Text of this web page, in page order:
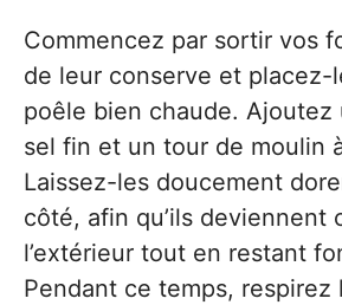
Commencez par sortir vos
de leur conserve et placez-
poêle bien chaude. Ajoutez
sel fin et un tour de moulin
Laissez-les doucement
côté, afin qu’ils deviennent
l’extérieur tout en restant
Pendant ce temps, respirez